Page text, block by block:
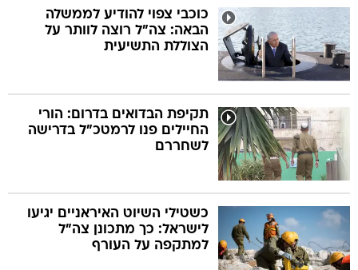
כוכבי צפוי להודיע לממשלה
הבאה: צה"ל רוצה לוותר על
הצוללת התשיעית
תקיפת הבדואים בדרום: הורי
החיילים פנו לרמטכ"ל בדרישה
לשחררם
כשטילי השיוט האיראניים יגיעו
לישראל: כך מתכונן צה"ל
למתקפה על העורף